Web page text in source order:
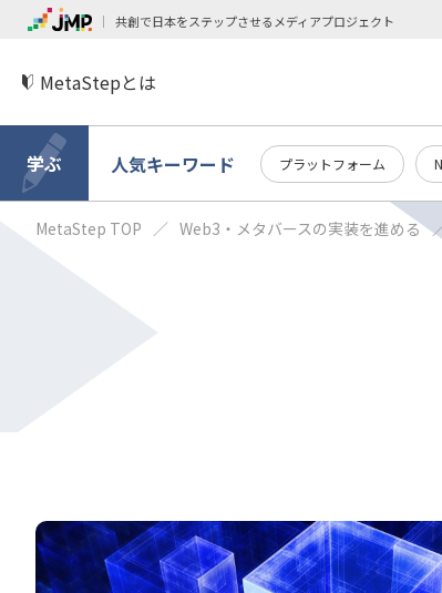
共創で日本をステップさせるメディアプロジェクト
MetaStepとは
学ぶ 人気キーワード プラットフォーム
MetaStep TOP Web3・メタバースの実装を進める